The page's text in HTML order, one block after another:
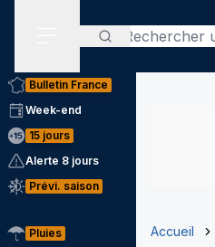
Rechercher
Bulletin France
Week-end
15 jours
Alerte 8 jours
Prévi. saison
Pluies
Accueil